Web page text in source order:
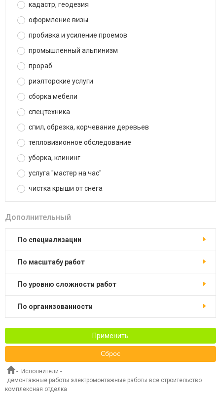
кадастр, геодезия
оформление визы
пробивка и усиление проемов
промышленный альпинизм
прораб
риэлторские услуги
сборка мебели
спецтехника
спил, обрезка, корчевание деревьев
тепловизионное обследование
уборка, клининг
услуга "мастер на час"
чистка крыши от снега
Дополнительный
по специализации
по масштабу работ
по уровню сложности работ
по организованности
Применить
Сброс
- Исполнители -
демонтажные работы электромонтажные работы все строительство
комплексная отделка